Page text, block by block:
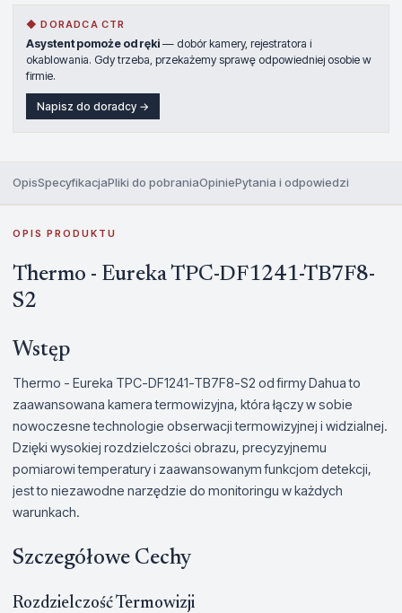
◆ DORADCA CTR
Asystent pomoże od ręki — dobór kamery, rejestratora i
okablowania. Gdy trzeba, przekażemy sprawę odpowiedniej osobie w
firmie.
Napisz do doradcy →
OpisSpecyfikacjaPliki do pobraniaOpiniePytania i odpowiedzi
OPIS PRODUKTU
Thermo - Eureka TPC-DF1241-TB7F8-
S2
Wstęp
Thermo - Eureka TPC-DF1241-TB7F8-S2 od firmy Dahua to
zaawansowana kamera termowizyjna, która łączy w sobie
nowoczesne technologie obserwacji termowizyjnej i widzialnej.
Dzięki wysokiej rozdzielczości obrazu, precyzyjnemu
pomiarowi temperatury i zaawansowanym funkcjom detekcji,
jest to niezawodne narzędzie do monitoringu w każdych
warunkach.
Szczegółowe Cechy
Rozdzielczość Termowizji